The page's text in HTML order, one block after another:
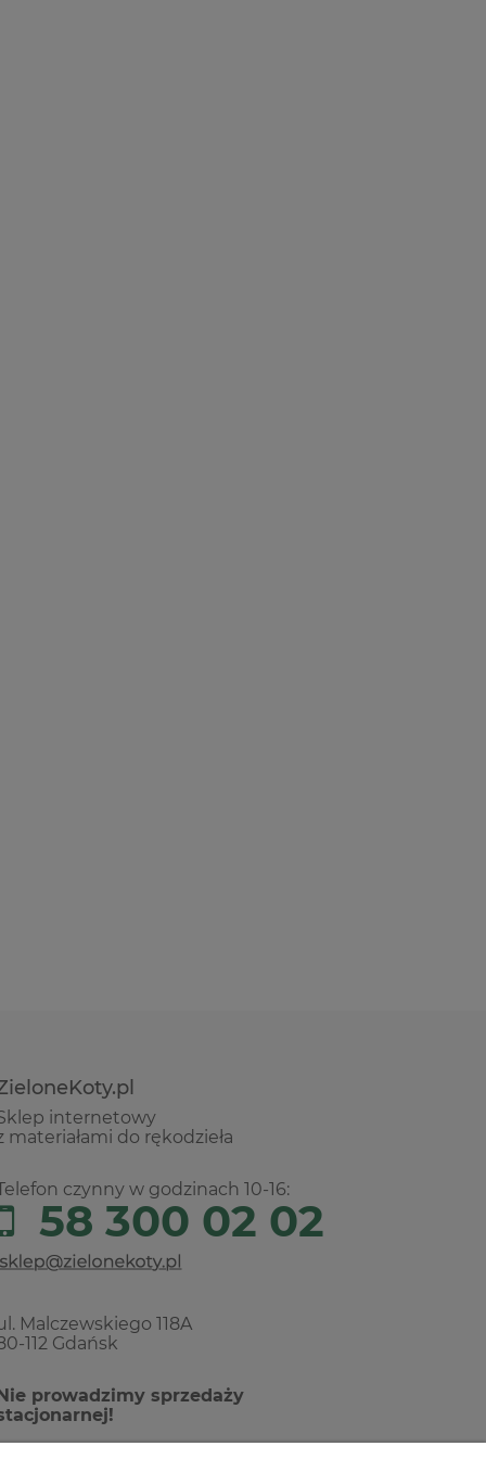
internetowy
materiałami do rękodzieła
czynny w godzinach 10-16:
58 300 02 02
Malczewskiego 118A
112 Gdańsk
prowadzimy sprzedaży